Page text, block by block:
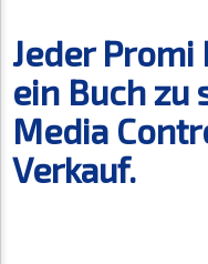
Jeder
ein Buch zu
Media
Verkauf.